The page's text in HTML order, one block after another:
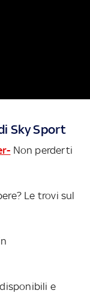
Sky Sport
Non perderti
Le trovi sul
e